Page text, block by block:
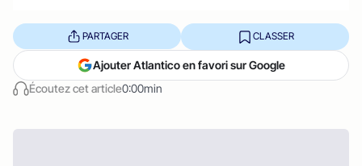
Écoutez cet article0:00min
PARTAGER CLASSER
Ajouter Atlantico en favori sur Google